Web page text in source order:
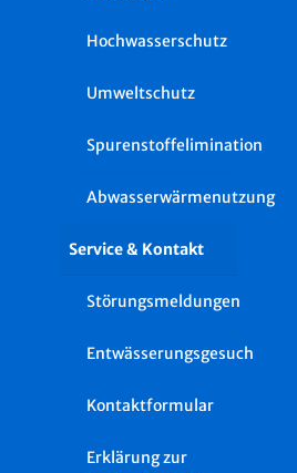
Hochwasserschutz
Umweltschutz
Spurenstoffelimination
Abwasserwärmenutzung
Service & Kontakt
Störungsmeldungen
Entwässerungsgesuch
Kontaktformular
Erklärung zur